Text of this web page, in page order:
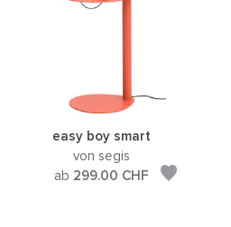
easy boy smart
von segis
ab 299.00 CHF